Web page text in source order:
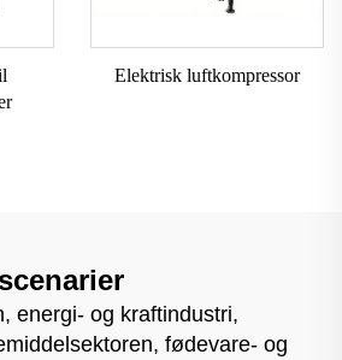
Elektrisk luftkompressor
energi- og kraftindustri,
fødevare- og